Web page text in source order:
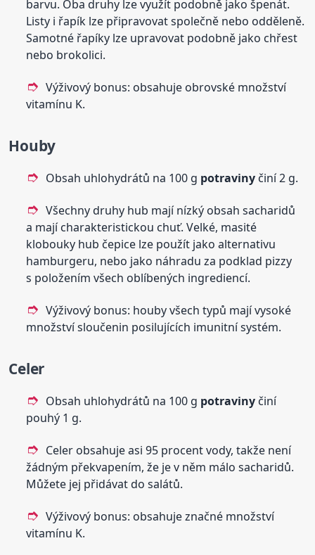
barvu. Oba druhy lze využít podobně jako špenát.
Listy i řapík lze připravovat společně nebo odděleně.
Samotné řapíky lze upravovat podobně jako chřest
nebo brokolici.
Výživový bonus: obsahuje obrovské množství
vitamínu K.
Houby
Obsah uhlohydrátů na 100 g potraviny činí 2 g.
Všechny druhy hub mají nízký obsah sacharidů
a mají charakteristickou chuť. Velké, masité
klobouky hub čepice lze použít jako alternativu
hamburgeru, nebo jako náhradu za podklad pizzy
s položením všech oblíbených ingrediencí.
Výživový bonus: houby všech typů mají vysoké
množství sloučenin posilujících imunitní systém.
Celer
Obsah uhlohydrátů na 100 g potraviny činí
pouhý 1 g.
Celer obsahuje asi 95 procent vody, takže není
žádným překvapením, že je v něm málo sacharidů.
Můžete jej přidávat do salátů.
Výživový bonus: obsahuje značné množství
vitamínu K.